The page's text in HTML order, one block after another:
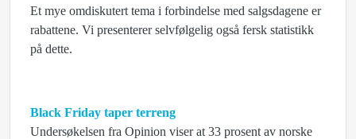
Et mye omdiskutert tema i forbindelse med salgsdagene er
rabattene. Vi presenterer selvfølgelig også fersk statistikk
på dette.
Black Friday taper terreng
Undersøkelsen fra Opinion viser at 33 prosent av norske